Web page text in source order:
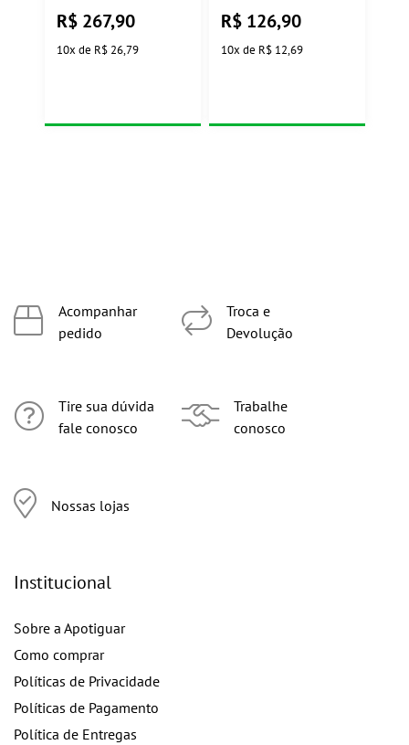
R$ 267,90
10x de R$ 26,79
R$ 126,90
10x de R$ 12,69
Acompanhar
pedido
Tire sua dúvida
fale conosco
Nossas lojas
Troca e
Devolução
Trabalhe
conosco
Institucional
Sobre a Apotiguar
Como comprar
Políticas de Privacidade
Políticas de Pagamento
Política de Entregas